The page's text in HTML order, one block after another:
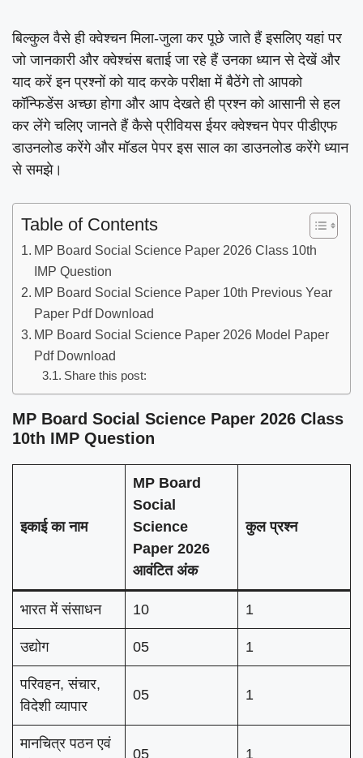
बिल्कुल वैसे ही क्वेश्चन मिला-जुला कर पूछे जाते हैं इसलिए यहां पर
जो जानकारी और क्वेश्चंस बताई जा रहे हैं उनका ध्यान से देखें और
याद करें इन प्रश्नों को याद करके परीक्षा में बैठेंगे तो आपको
कॉन्फिडेंस अच्छा होगा और आप देखते ही प्रश्न को आसानी से हल
कर लेंगे चलिए जानते हैं कैसे प्रीवियस ईयर क्वेश्चन पेपर पीडीएफ
डाउनलोड करेंगे और मॉडल पेपर इस साल का डाउनलोड करेंगे ध्यान
से समझे।
Table of Contents
MP Board Social Science Paper 2026 Class 10th
IMP Question
MP Board Social Science Paper 10th Previous Year
Paper Pdf Download
MP Board Social Science Paper 2026 Model Paper
Pdf Download
Share this post:
MP Board Social Science Paper 2026 Class
10th IMP Question
इकाई का नाम
MP Board
Social
Science
Paper 2026
आवंटित अंक
कुल प्रश्न
भारत में संसाधन 10 1
उद्योग 05 1
परिवहन, संचार,
विदेशी व्यापार
05 1
मानचित्र पठन एवं
05 1